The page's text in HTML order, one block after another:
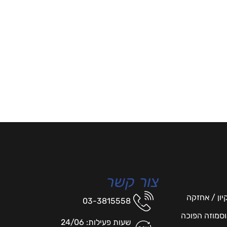
/ אחזקה
הפוכה
צור קשר
03-3815558
שעות פעילות: 24/06